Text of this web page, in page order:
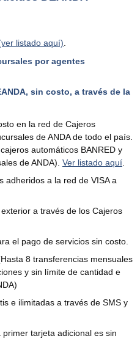
listado aquí)
por agentes
sin costo, a través de la
en la red de Cajeros
de ANDA de todo el país.
automáticos BANRED y
de ANDA). Ver listado aquí.
adheridos a la red de VISA a
a través de los Cajeros
el pago de servicios sin costo.
8 transferencias mensuales
y sin límite de cantidad e
e ilimitadas a través de SMS y
tarjeta adicional es sin